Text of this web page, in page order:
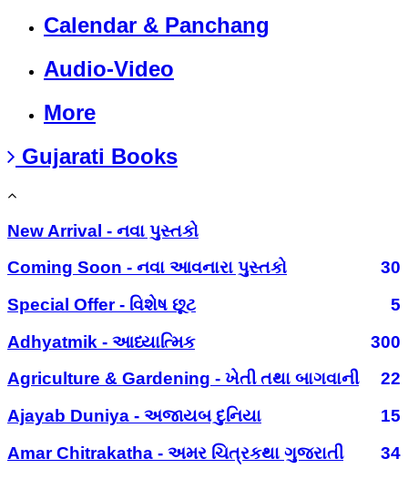
Calendar & Panchang
Audio-Video
More
Gujarati Books
New Arrival - નવા પુસ્તકો
Coming Soon - નવા આવનારા પુસ્તકો
30
Special Offer - વિશેષ છૂટ
5
Adhyatmik - આધ્યાત્મિક
300
Agriculture & Gardening - ખેતી તથા બાગવાની
22
Ajayab Duniya - અજાયબ દુનિયા
15
Amar Chitrakatha - અમર ચિત્રકથા ગુજરાતી
34